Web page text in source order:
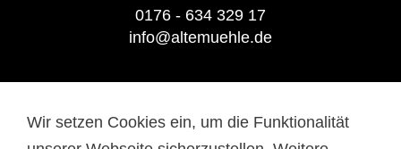
0176 - 634 329 17
info@altemuehle.de
Datenschutz
Impressum
Wir setzen Cookies ein, um die Funktionalität